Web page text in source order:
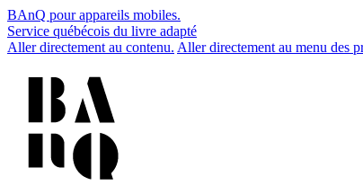
BAnQ pour appareils mobiles.
Service québécois du livre adapté
Aller directement au contenu. Aller directement au menu des